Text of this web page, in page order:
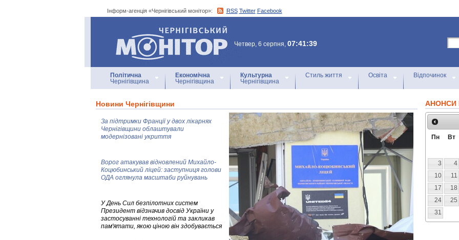
Інформ-агенція «Чернігівський монітор»: RSS Twitter Facebook
Інформ-агенція
«Чернігівський монітор»
Четвер, 6 серпня, 07:41:39
Політична
Чернігівщина
Економічна
Чернігівщина
Культурна
Чернігівщина
Стиль життя Освіта Відпочинок
Новини Чернігівщини
За підтримки Франції у двох лікарнях
Чернігівщини облаштували
модернізовані укриття
Ворог атакував відновлений Михайло-
Коцюбинський ліцей: заступниця голови
ОДА оглянула масштаби руйнувань
У День Сил безпілотних систем
Президент відзначив досвід України у
застосуванні технологій та закликав
пам'ятати, якою ціною він здобувається
АНОНСИ
Пн Вт
3
4
10
11
17
18
24
25
31